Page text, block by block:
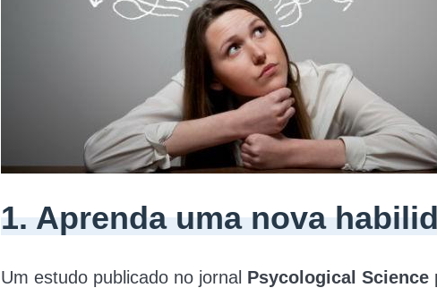
1. Aprenda uma nova
Um estudo publicado no jornal Psycological Science